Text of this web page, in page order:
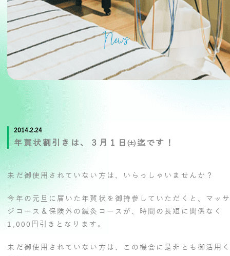
News
2014.2.24
年賀状割引きは、３月１日㈯迄です！
未だ御使用されていない方は、いらっしゃいませんか？
今年の元旦に届いた年賀状を御持参していただくと、マッ
ジコース＆保険外の鍼灸コースが、時間の長短に関係なく
1,000円引き となります。
未だ御使用されていない方は、この機会に是非とも御活用